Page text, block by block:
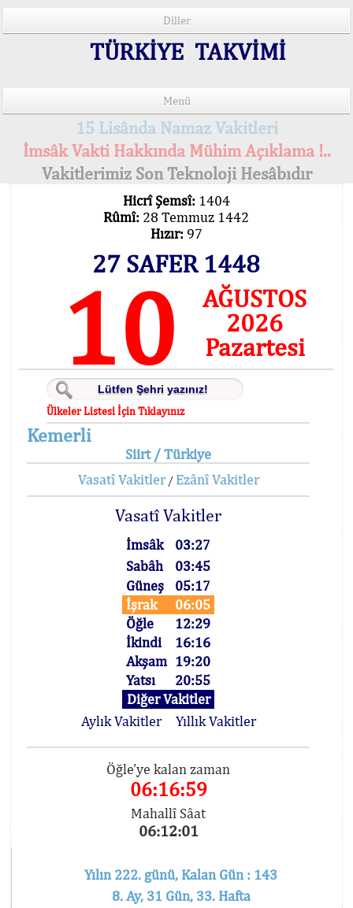
Diller
TÜRKİYE TAKVİMİ
Menü
15 Lisânda Namaz Vakitleri
İmsâk Vakti Hakkında Mühim Açıklama !..
Vakitlerimiz Son Teknoloji Hesâbıdır
Hicrî Şemsî: 1404
Rûmî: 28 Temmuz 1442
Hızır: 97
27 SAFER 1448
10
AĞUSTOS
2026
Pazartesi
Ülkeler Listesi İçin Tıklayınız
Kemerli
Siirt / Türkiye
Vasatî Vakitler/ Ezânî Vakitler
Vasatî Vakitler
İmsâk
03:27
Sabâh
03:45
Güneş
05:17
İşrak
06:05
Öğle
12:29
İkindi
16:16
Akşam 19:20
Yatsı
20:55
Diğer Vakitler
Aylık Vakitler
Yıllık Vakitler
Öğle'ye kalan zaman
06:16:58
Mahallî Sâat
06:12:02
Yılın 222. günü, Kalan Gün : 143
8. Ay, 31 Gün, 33. Hafta